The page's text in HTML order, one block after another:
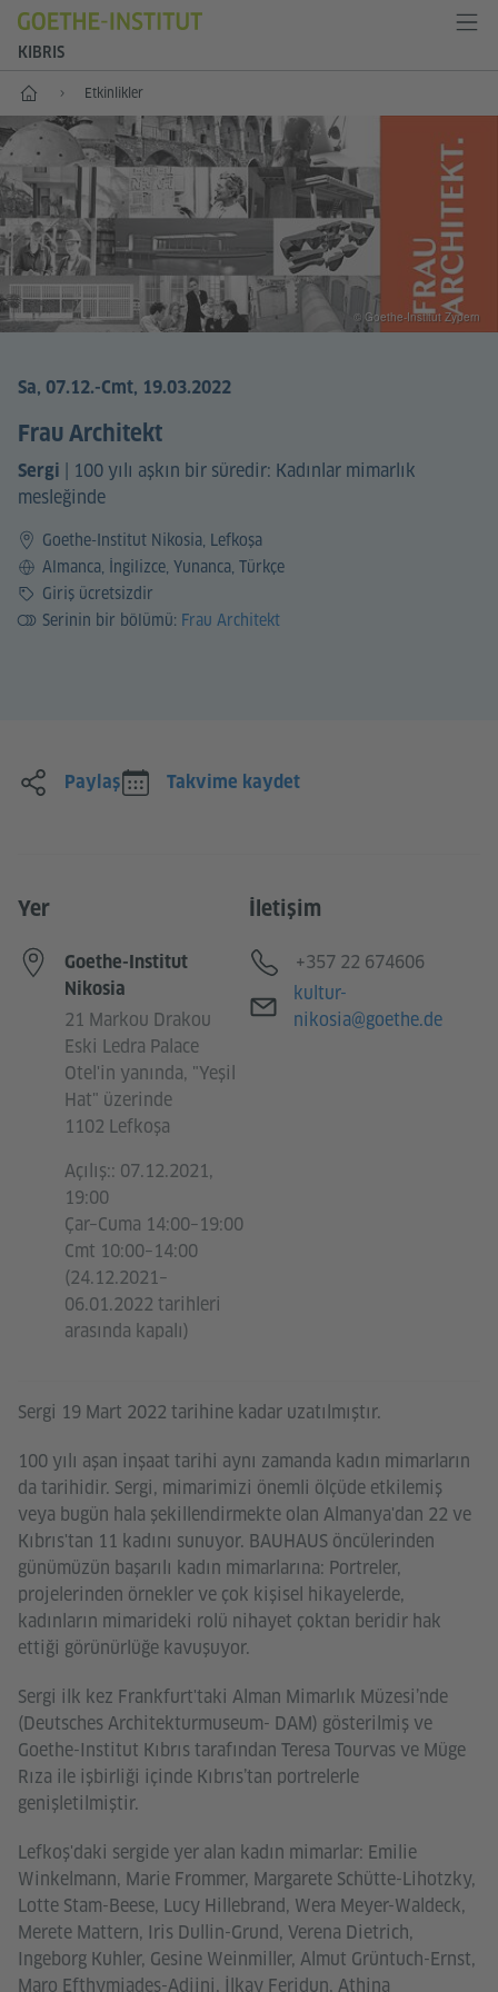
KIBRIS
Anasayfa Etkinlikler
Sa, 07.12.-Cmt, 19.03.2022
Frau Architekt
Sergi | 100 yılı aşkın bir süredir: Kadınlar mimarlık
mesleğinde
Goethe-Institut Nikosia, Lefkoşa
Dil Almanca, İngilizce, Yunanca, Türkçe
ÜcretGiriş ücretsizdir
Serinin bir bölümü: Frau Architekt
© Goethe-Institut Zypern
Sergi 19 Mart 2022 tarihine kadar uzatılmıştır.
100 yılı aşan inşaat tarihi aynı zamanda kadın mimarların
da tarihidir. Sergi, mimarimizi önemli ölçüde etkilemiş
veya bugün hala şekillendirmekte olan Almanya'dan 22 ve
Kıbrıs'tan 11 kadını sunuyor. BAUHAUS öncülerinden
günümüzün başarılı kadın mimarlarına: Portreler,
projelerinden örnekler ve çok kişisel hikayelerde,
kadınların mimarideki rolü nihayet çoktan beridir hak
ettiği görünürlüğe kavuşuyor.
Sergi ilk kez Frankfurt'taki Alman Mimarlık Müzesi’nde
(Deutsches Architekturmuseum- DAM) gösterilmiş ve
Goethe-Institut Kıbrıs tarafından Teresa Tourvas ve Müge
Rıza ile işbirliği içinde Kıbrıs’tan portrelerle
genişletilmiştir.
Lefkoş'daki sergide yer alan kadın mimarlar: Emilie
Winkelmann, Marie Frommer, Margarete Schütte-Lihotzky,
Lotte Stam-Beese, Lucy Hillebrand, Wera Meyer-Waldeck,
Merete Mattern, Iris Dullin-Grund, Verena Dietrich,
Ingeborg Kuhler, Gesine Weinmiller, Almut Grüntuch-Ernst,
Maro Efthymiades-Adjini, İlkay Feridun, Athina
Paylaş Takvime kaydet
Yer
Goethe-Institut
Nikosia
21 Markou Drakou
Eski Ledra Palace
Otel'in yanında, "Yeşil
Hat" üzerinde
1102 Lefkoşa
Açılış:: 07.12.2021,
19:00
Çar–Cuma 14:00–19:00
Cmt 10:00–14:00
(24.12.2021–
06.01.2022 tarihleri
arasında kapalı)
İletişim
Telefon
+357 22 674606
E-posta
kultur-
nikosia@goethe.de